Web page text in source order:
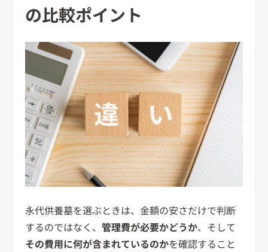
の比較ポイント
永代供養墓を選ぶときは、金額の安さだけで判断
するのではなく、管理費が必要かどうか、そして
その費用に何が含まれているのかを確認すること